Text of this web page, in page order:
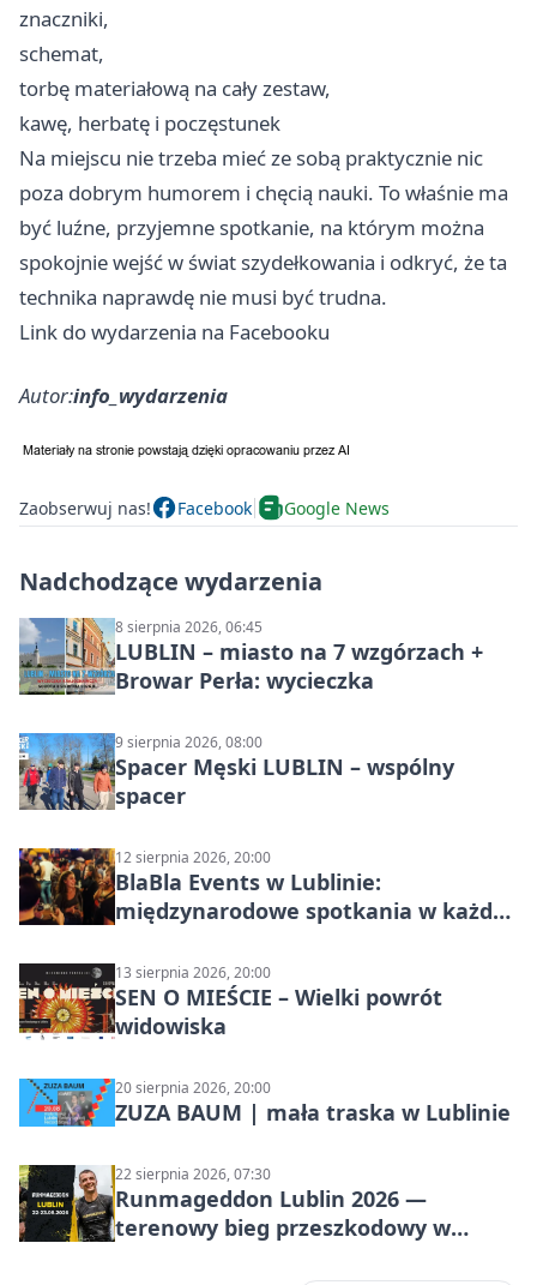
znaczniki,
schemat,
torbę materiałową na cały zestaw,
kawę, herbatę i poczęstunek
Na miejscu nie trzeba mieć ze sobą praktycznie nic
poza dobrym humorem i chęcią nauki. To właśnie ma
być luźne, przyjemne spotkanie, na którym można
spokojnie wejść w świat szydełkowania i odkryć, że ta
technika naprawdę nie musi być trudna.
Link do wydarzenia na Facebooku
Autor:info_wydarzenia
Zaobserwuj nas! Facebook Google News
Nadchodzące wydarzenia
8 sierpnia 2026, 06:45
LUBLIN – miasto na 7 wzgórzach +
Browar Perła: wycieczka
9 sierpnia 2026, 08:00
Spacer Męski LUBLIN – wspólny
spacer
12 sierpnia 2026, 20:00
BlaBla Events w Lublinie:
międzynarodowe spotkania w każdą
13 sierpnia 2026, 20:00
SEN O MIEŚCIE – Wielki powrót
widowiska
20 sierpnia 2026, 20:00
ZUZA BAUM | mała traska w Lublinie
22 sierpnia 2026, 07:30
Runmageddon Lublin 2026 —
terenowy bieg przeszkodowy w